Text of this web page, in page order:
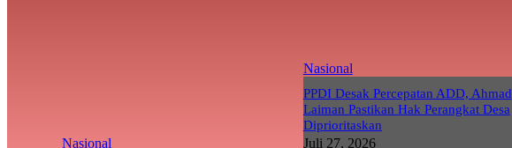
Nasional
Nasional
PPDI Desak Percepatan ADD, Ahmad
Laiman Pastikan Hak Perangkat Desa
Diprioritaskan
Juli 27, 2026